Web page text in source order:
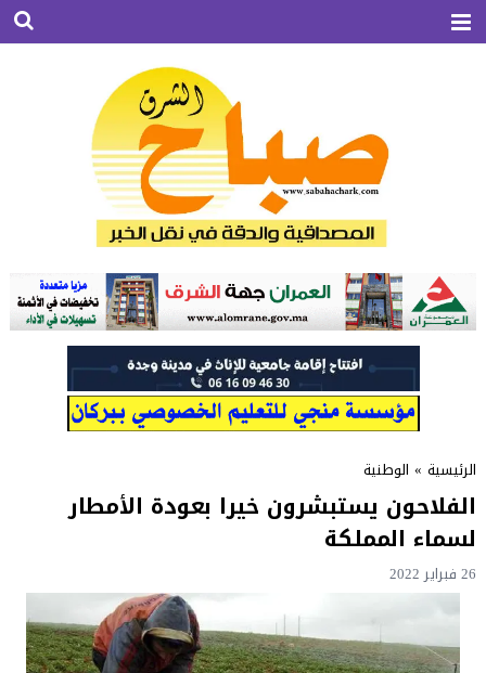
الرئيسية » الوطنية
الفلاحون يستبشرون خيرا بعودة الأمطار
لسماء المملكة
26 فبراير 2022